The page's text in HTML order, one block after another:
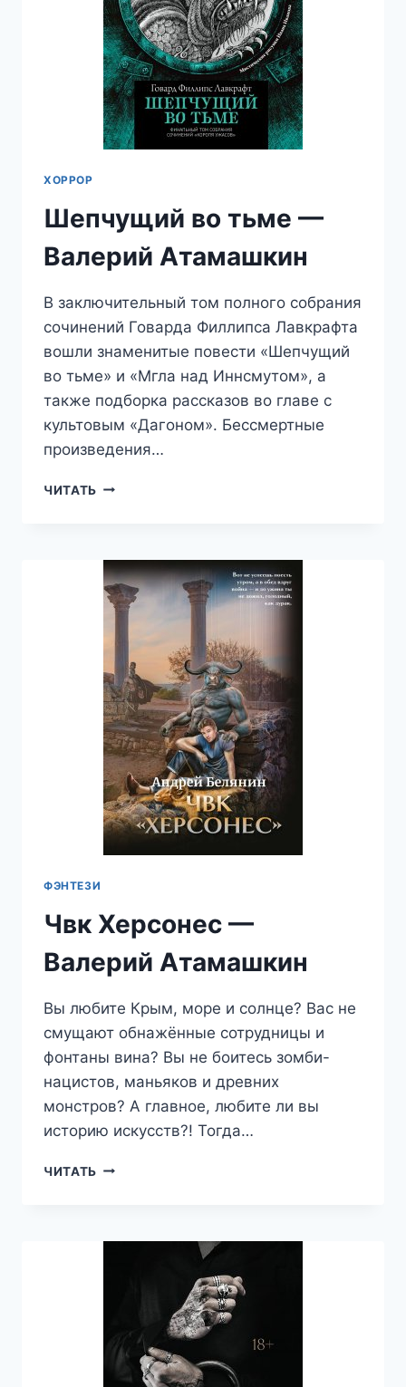
ХОРРОР
Шепчущий во тьме —
Валерий Атамашкин
В заключительный том полного собрания
сочинений Говарда Филлипса Лавкрафта
вошли знаменитые повести «Шепчущий
во тьме» и «Мгла над Иннсмутом», а
также подборка рассказов во главе с
культовым «Дагоном». Бессмертные
произведения…
ЧИТАТЬ ШЕПЧУЩИЙ
ВАЛЕРИЙ
АТАМАШКИН
ФЭНТЕЗИ
Чвк Херсонес —
Валерий Атамашкин
Вы любите Крым, море и солнце? Вас не
смущают обнажённые сотрудницы и
фонтаны вина? Вы не боитесь зомби-
нацистов, маньяков и древних
монстров? А главное, любите ли вы
историю искусств?! Тогда…
ЧИТАТЬ ЧВК
АТАМАШКИН